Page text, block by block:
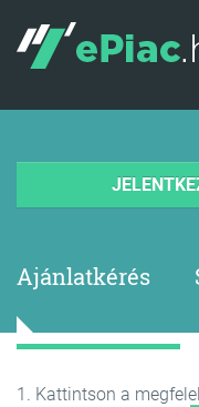
Ajánlatkérés
1. Kattintson a